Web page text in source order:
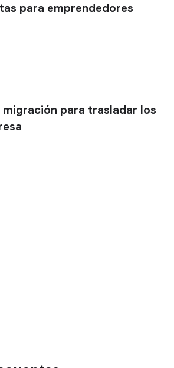
para emprendedores
migración para trasladar los